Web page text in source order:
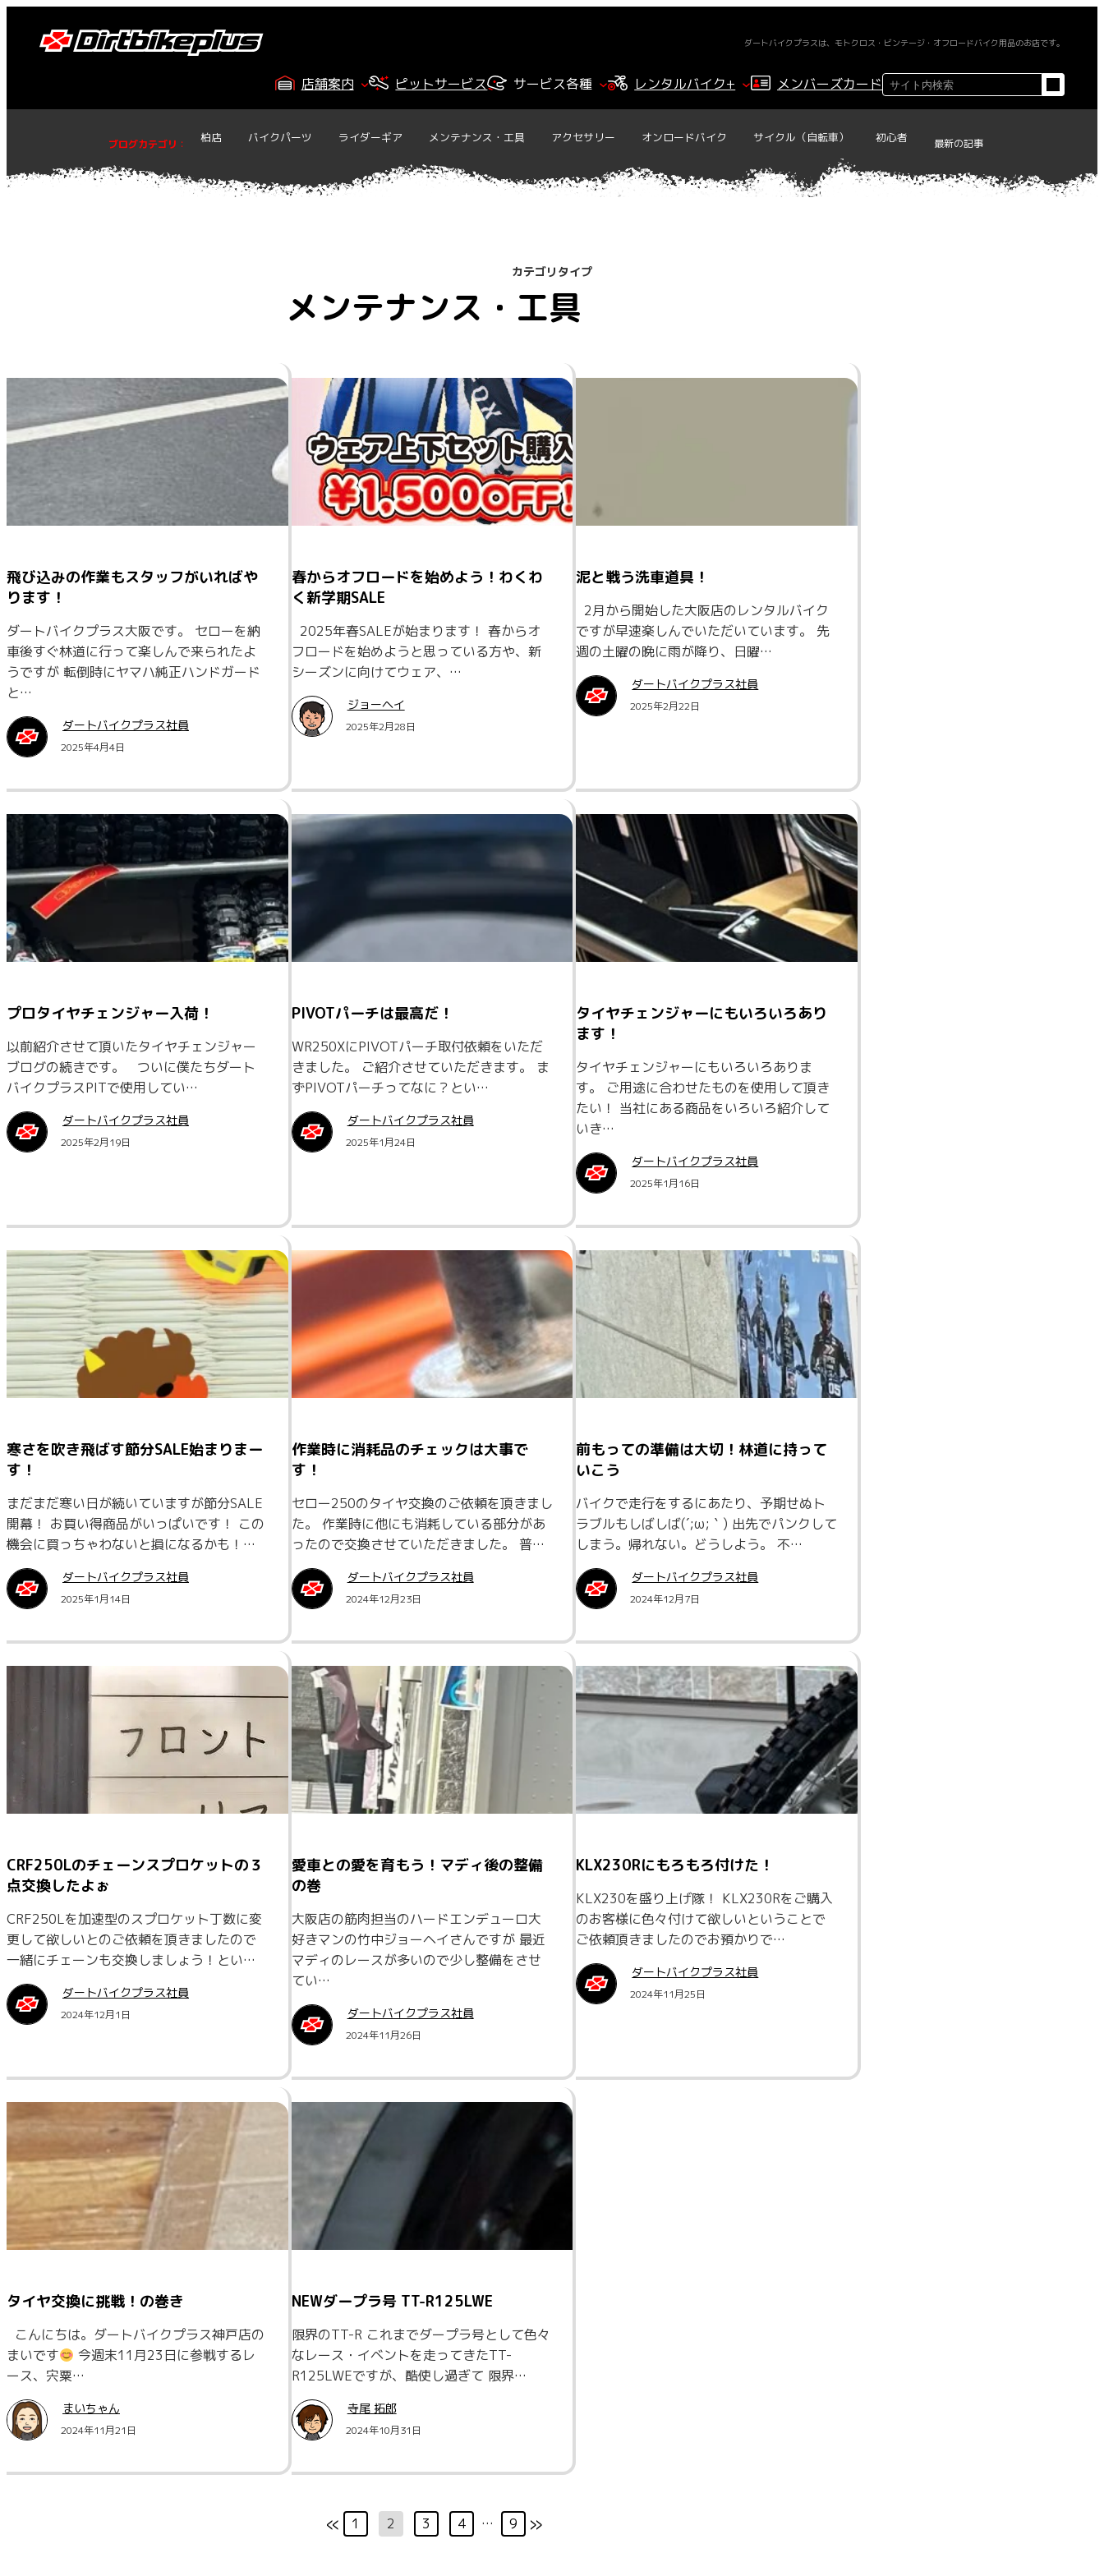
ッ
ダートバイクプラスは、モトクロス・ビンテージ・オフロードバイク用品のお店です。
店舗案内 ピットサービス サービス各種 レンタルバイク+ メンバーズカード検
索
ブログカテゴリ ： 柏店 バイクパーツ ライダーギア メンテナンス・工具 アクセサリー オンロードバイク サイクル（自転車） 初心者 最新の記事
カテゴリタイプ
メンテナンス・工具
飛び込みの作業もスタッフがいればや
ります！
ダートバイクプラス大阪です。 セローを納
車後すぐ林道に行って楽しんで来られたよ
うですが 転倒時にヤマハ純正ハンドガード
と…
ダートバイクプラス社員
2025年4月4日
春からオフロードを始めよう！わくわ
く新学期SALE
2025年春SALEが始まります！ 春からオ
フロードを始めようと思っている方や、新
シーズンに向けてウェア、…
ジョーヘイ
2025年2月28日
泥と戦う洗車道具！
2月から開始した大阪店のレンタルバイク
ですが早速楽しんでいただいています。 先
週の土曜の晩に雨が降り、日曜…
ダートバイクプラス社員
2025年2月22日
プロタイヤチェンジャー入荷！
以前紹介させて頂いたタイヤチェンジャー
ブログの続きです。 ついに僕たちダート
バイクプラスPITで使用してい…
ダートバイクプラス社員
2025年2月19日
PIVOTパーチは最高だ！
WR250XにPIVOTパーチ取付依頼をいただ
きました。 ご紹介させていただきます。 ま
ずPIVOTパーチってなに？とい…
ダートバイクプラス社員
2025年1月24日
タイヤチェンジャーにもいろいろあり
ます！
タイヤチェンジャーにもいろいろありま
す。 ご用途に合わせたものを使用して頂き
たい！ 当社にある商品をいろいろ紹介して
いき…
ダートバイクプラス社員
2025年1月16日
寒さを吹き飛ばす節分SALE始まりまー
す！
まだまだ寒い日が続いていますが節分SALE
開幕！ お買い得商品がいっぱいです！ この
機会に買っちゃわないと損になるかも！…
ダートバイクプラス社員
2025年1月14日
作業時に消耗品のチェックは大事で
す！
セロー250のタイヤ交換のご依頼を頂きまし
た。 作業時に他にも消耗している部分があ
ったので交換させていただきました。 普…
ダートバイクプラス社員
2024年12月23日
前もっての準備は大切！林道に持って
いこう
バイクで走行をするにあたり、予期せぬト
ラブルもしばしば(´;ω;｀) 出先でパンクして
しまう。帰れない。どうしよう。 不…
ダートバイクプラス社員
2024年12月7日
CRF250Lのチェーンスプロケットの３
点交換したよぉ
CRF250Lを加速型のスプロケット丁数に変
更して欲しいとのご依頼を頂きましたので
一緒にチェーンも交換しましょう！とい…
ダートバイクプラス社員
2024年12月1日
愛車との愛を育もう！マディ後の整備
の巻
大阪店の筋肉担当のハードエンデューロ大
好きマンの竹中ジョーヘイさんですが 最近
マディのレースが多いので少し整備をさせ
てい…
ダートバイクプラス社員
2024年11月26日
KLX230Rにもろもろ付けた！
KLX230を盛り上げ隊！ KLX230Rをご購入
のお客様に色々付けて欲しいということで
ご依頼頂きましたのでお預かりで…
ダートバイクプラス社員
2024年11月25日
タイヤ交換に挑戦！の巻き
こんにちは。ダートバイクプラス神戸店の
まいです
今週末11月23日に参戦するレ
ース、宍粟…
まいちゃん
2024年11月21日
NEWダープラ号 TT-R125LWE
限界のTT-R これまでダープラ号として色々
なレース・イベントを走ってきたTT-
R125LWEですが、酷使し過ぎて 限界…
寺尾 拓郎
2024年10月31日
« 1 2 3 4 … 9 »